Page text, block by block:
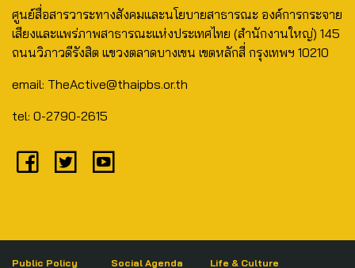
ศูนย์สื่อสารวาระทางสังคมและนโยบายสาธารณะ องค์การกระจาย
เสียงและแพร่ภาพสาธารณะแห่งประเทศไทย (สำนักงานใหญ่) 145
ถนนวิภาวดีรังสิต แขวงตลาดบางเขน เขตหลักสี่ กรุงเทพฯ 10210
email: TheActive@thaipbs.or.th
tel: 0-2790-2615
Public Policy
Social Agenda
Life & Culture